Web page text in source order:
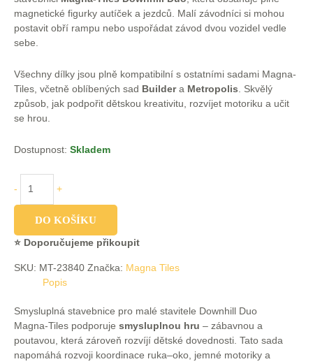
magnetické figurky autíček a jezdců. Malí závodníci si mohou
postavit obří rampu nebo uspořádat závod dvou vozidel vedle
sebe.
Všechny dílky jsou plně kompatibilní s ostatními sadami Magna-
Tiles, včetně oblíbených sad Buildera Metropolis. Skvělý
způsob, jak podpořit dětskou kreativitu, rozvíjet motoriku a učit
se hrou.
Dostupnost: Skladem
- +
DO KOŠÍKU
⭐ Doporučujeme přikoupit
SKU: MT-23840 Značka: Magna Tiles
Popis
Smysluplná stavebnice pro malé stavitele Downhill Duo
Magna-Tiles podporuje smysluplnou hru – zábavnou a
poutavou, která zároveň rozvíjí dětské dovednosti. Tato sada
napomáhá rozvoji koordinace ruka–oko, jemné motoriky a